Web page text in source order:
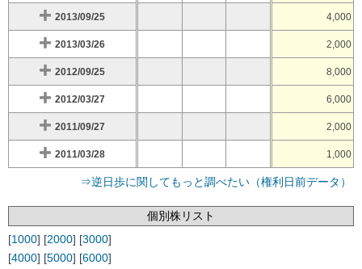
2013/09/25 4,000
2013/03/26 2,000
2012/09/25 8,000
2012/03/27 6,000
2011/09/27 2,000
2011/03/28 1,000
⇒逆日歩に関してもっと調べたい（権利日前データ）
個別株リスト
[1000] [2000] [3000]
[4000] [5000] [6000]